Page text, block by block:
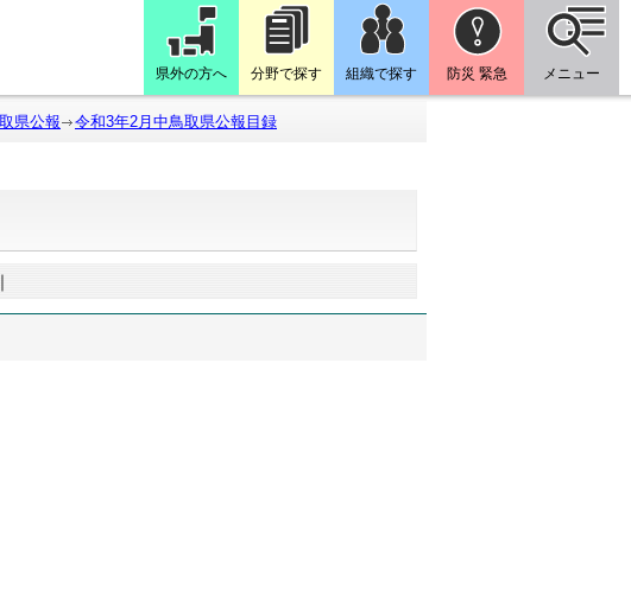
県外の方へ 分野で探す 組織で探す 防災 緊急 メニュー
県公報 令和3年2月中鳥取県公報目録
｜